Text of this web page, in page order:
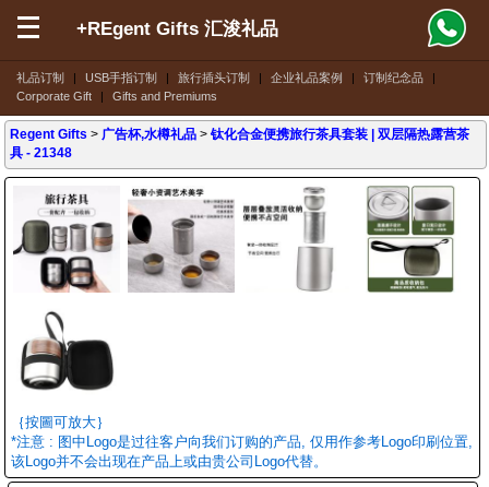
礼品订制 | USB手指订制 | 旅行插头订制 | 企业礼品案例 | 订制纪念品
|
Corporate Gift
| Gifts and Premiums
+REgent Gifts 汇浚礼品
Regent Gifts > 广告杯,水樽礼品 >钛化合金便携旅行茶具套装 | 双层隔热露营茶
具 - 21348
｛按圖可放大｝
*注意 : 图中Logo是过往客户向我们订购的产品, 仅用作参考Logo印刷位置,
该Logo并不会出现在产品上或由贵公司Logo代替。